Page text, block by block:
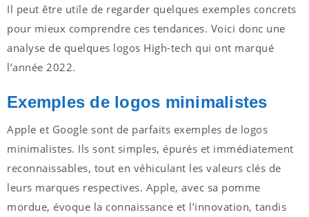
Il peut être utile de regarder quelques exemples concrets
pour mieux comprendre ces tendances. Voici donc une
analyse de quelques logos High-tech qui ont marqué
l’année 2022.
Exemples de logos minimalistes
Apple et Google sont de parfaits exemples de logos
minimalistes. Ils sont simples, épurés et immédiatement
reconnaissables, tout en véhiculant les valeurs clés de
leurs marques respectives. Apple, avec sa pomme
mordue, évoque la connaissance et l’innovation, tandis